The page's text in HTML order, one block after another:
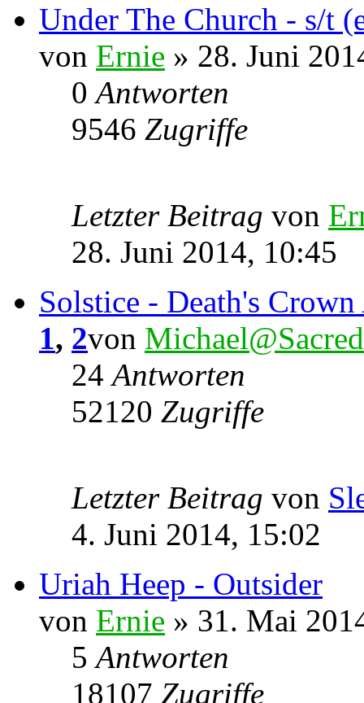
Under The Church - s/t
von Ernie » 28. Juni
0Antworten
9546 Zugriffe
Letzter Beitrag von
28. Juni 2014, 10:45
Solstice - Death's
1, 2von
24Antworten
52120 Zugriffe
Letzter Beitrag von
4. Juni 2014, 15:02
Uriah Heep - Outsider
von Ernie » 31. Mai
5Antworten
18107 Zugriffe